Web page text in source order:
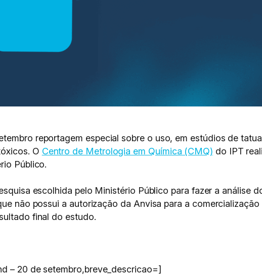
reportagem especial sobre o uso, em estúdios de
O Centro de Metrologia em Química (CMQ) do IPT
Público.
escolhida pelo Ministério Público para fazer a análise
não possui a autorização da Anvisa para a
final do estudo.
– 20 de setembro,breve_descricao=]